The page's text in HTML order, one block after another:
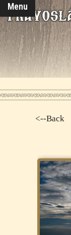
Menu
<--Back